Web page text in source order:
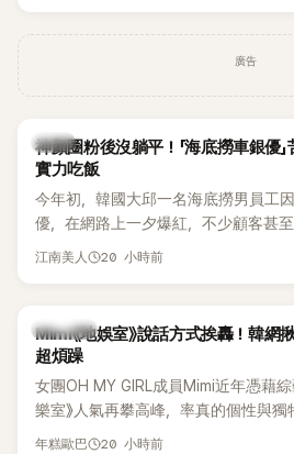
廣告
生活
神顏圈粉後沒躺平！「海底撈車銀優
實力吃飯
今年初，韓國大邱一名海底撈男員工
優，在網路上一夕爆紅，不少顧客甚
睹他的真面目。如今事隔數月，他的
江南美人 20 小時前
熱議討論
Mimi《地娛室》說話方式挨轟！韓網
超煩躁
女團OH MY GIRL成員Mimi近年憑藉
樂室》人氣再攀高峰，率真的個性與
造鮮明形象。不過近日，韓國知名論壇
年糕歐巴 20 小時前